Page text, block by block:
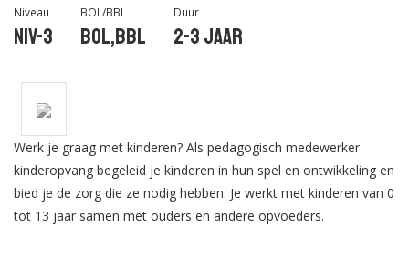
Niveau
Niv-3
BOL/BBL
BOL,BBL
Duur
2-3 jaar
Werk je graag met kinderen? Als pedagogisch medewerker
kinderopvang begeleid je kinderen in hun spel en ontwikkeling en
bied je de zorg die ze nodig hebben. Je werkt met kinderen van 0
tot 13 jaar samen met ouders en andere opvoeders.